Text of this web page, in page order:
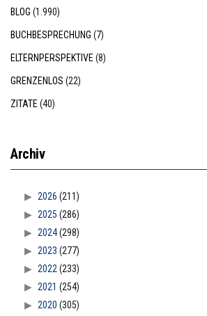
BLOG (1.990)
BUCHBESPRECHUNG (7)
ELTERNPERSPEKTIVE (8)
GRENZENLOS (22)
ZITATE (40)
Archiv
2026 (211)
2025 (286)
2024(298)
2023 (277)
2022 (233)
2021 (254)
2020 (305)